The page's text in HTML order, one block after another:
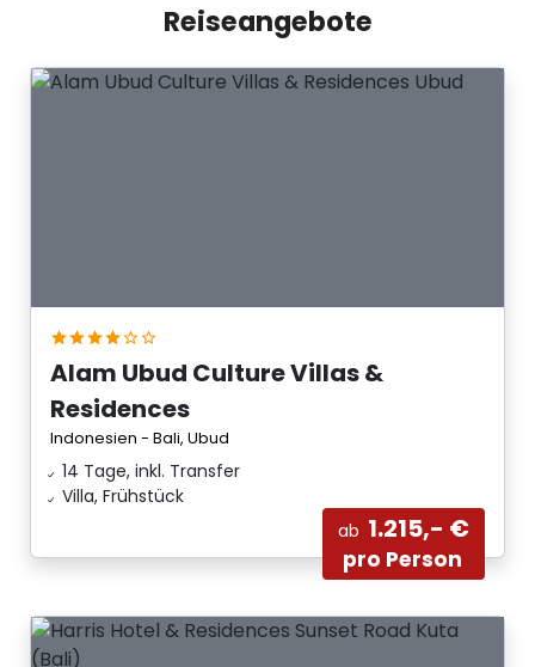
Reiseangebote
Alam Ubud Culture Villas &
Residences
Indonesien - Bali, Ubud
14 Tage, inkl. Transfer
Villa, Frühstück
ab 1.215,- €
pro Person